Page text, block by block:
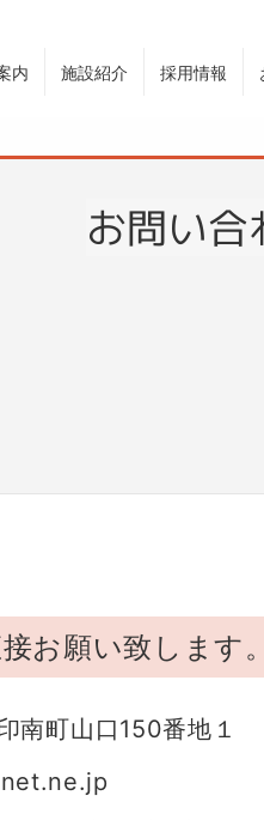
内 施設紹介 採用情報
お問い合
お願い致します。
町山口150番地１